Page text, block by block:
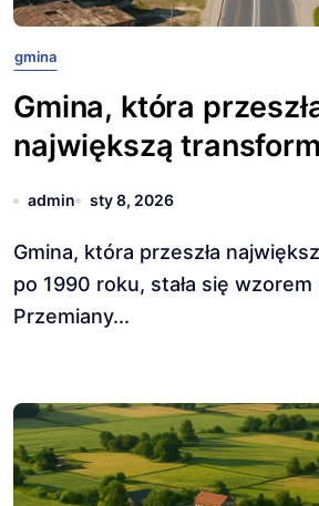
gmina
Gmina, która
największą
1990 roku.
admin sty 8, 2026
Gmina, która przeszła największą transformację
po 1990 roku, stała się wzorem
Przemiany...